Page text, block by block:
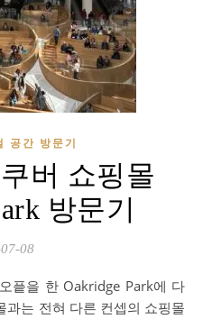
공간 방문기
버 쇼핑몰
방문기
08
과는 전혀 다른 컨셉의 쇼핑몰